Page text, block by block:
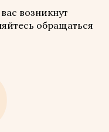
возникнут
обращаться